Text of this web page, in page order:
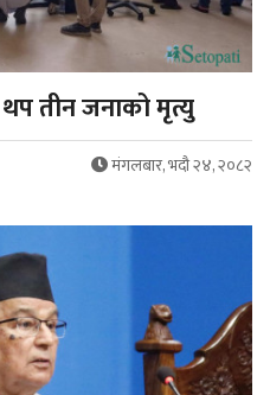
तीन जनाको मृत्यु
मंगलबार, भदौ २४, २०८२